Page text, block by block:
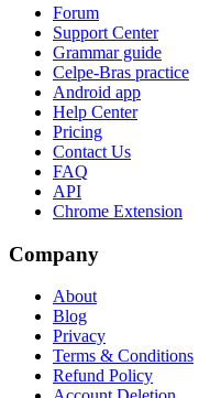
Forum
Support Center
Grammar guide
Celpe-Bras practice
Android app
Help Center
Pricing
Contact Us
FAQ
API
Chrome Extension
Company
About
Blog
Privacy
Terms & Conditions
Refund Policy